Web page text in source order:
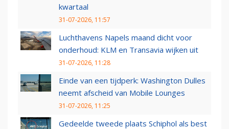
kwartaal
31-07-2026, 11:57
Luchthavens Napels maand dicht voor
onderhoud: KLM en Transavia wijken uit
31-07-2026, 11:28
Einde van een tijdperk: Washington Dulles
neemt afscheid van Mobile Lounges
31-07-2026, 11:25
Gedeelde tweede plaats Schiphol als best